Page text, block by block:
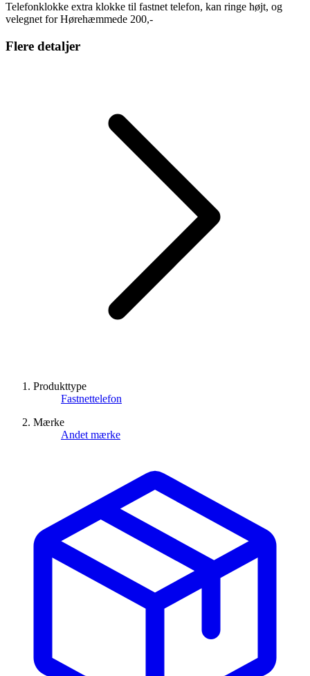
Telefonklokke extra klokke til fastnet telefon, kan ringe højt, og
velegnet for Hørehæmmede 200,-
Flere detaljer
Produkttype
Fastnettelefon
Mærke
Andet mærke